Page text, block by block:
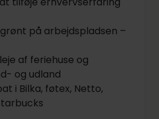
på arbejdspladsen –
af feriehuse og
og udland
i Bilka, føtex, Netto,